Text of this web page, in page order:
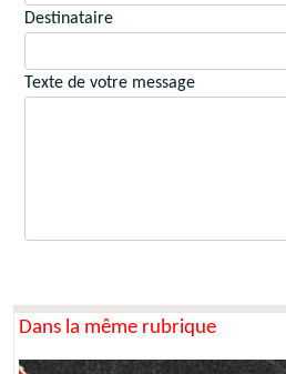
Destinataire
Texte de votre message
Dans la même rubrique